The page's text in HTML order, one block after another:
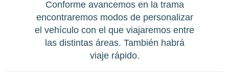
Conforme avancemos en la trama
encontraremos modos de personalizar
el vehículo con el que viajaremos entre
las distintas áreas. También habrá
viaje rápido.